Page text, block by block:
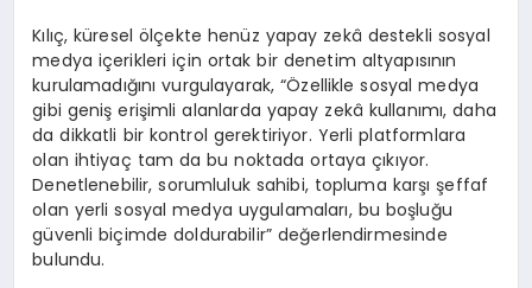
Kılıç, küresel ölçekte henüz yapay zekâ destekli sosyal
medya içerikleri için ortak bir denetim altyapısının
kurulamadığını vurgulayarak, “Özellikle sosyal medya
gibi geniş erişimli alanlarda yapay zekâ kullanımı, daha
da dikkatli bir kontrol gerektiriyor. Yerli platformlara
olan ihtiyaç tam da bu noktada ortaya çıkıyor.
Denetlenebilir, sorumluluk sahibi, topluma karşı şeffaf
olan yerli sosyal medya uygulamaları, bu boşluğu
güvenli biçimde doldurabilir” değerlendirmesinde
bulundu.